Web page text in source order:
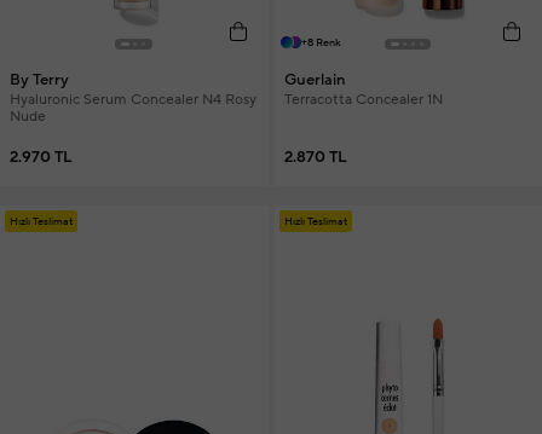
By Terry
Hyaluronic Serum Concealer N4 Rosy
Nude
2.970 TL
+8 Renk
Guerlain
Terracotta Concealer 1N
2.870 TL
Hızlı Teslimat Hızlı Teslimat